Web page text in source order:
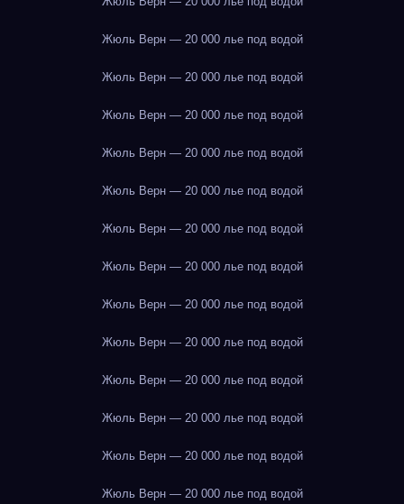
Жюль Верн — 20 000 лье под водой
Жюль Верн — 20 000 лье под водой
Жюль Верн — 20 000 лье под водой
Жюль Верн — 20 000 лье под водой
Жюль Верн — 20 000 лье под водой
Жюль Верн — 20 000 лье под водой
Жюль Верн — 20 000 лье под водой
Жюль Верн — 20 000 лье под водой
Жюль Верн — 20 000 лье под водой
Жюль Верн — 20 000 лье под водой
Жюль Верн — 20 000 лье под водой
Жюль Верн — 20 000 лье под водой
Жюль Верн — 20 000 лье под водой